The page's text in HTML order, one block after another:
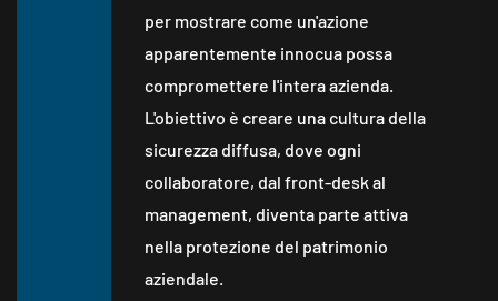
per mostrare come un'azione
apparentemente innocua possa
compromettere l'intera azienda.
L'obiettivo è creare una cultura della
sicurezza diffusa, dove ogni
collaboratore, dal front-desk al
management, diventa parte attiva
nella protezione del patrimonio
aziendale.